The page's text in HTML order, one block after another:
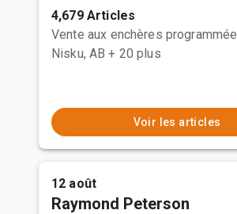
4,679 Articles
Vente aux enchères programmée
Nisku, AB + 20 plus
Voir les articles
12 août
Raymond Peterson